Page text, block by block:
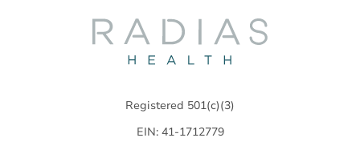
Registered 501(c)(3)
EIN: 41-1712779